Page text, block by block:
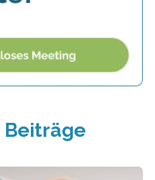
Beiträge